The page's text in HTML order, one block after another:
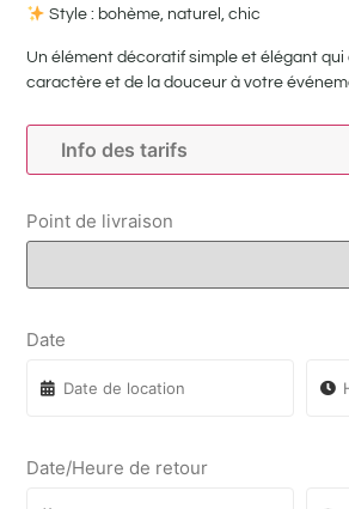
Style : bohème, naturel, chic
Un élément décoratif simple et élégant qui
caractère et de la douceur à votre
Info des tarifs
Point de livraison
Date
Date/Heure de retour